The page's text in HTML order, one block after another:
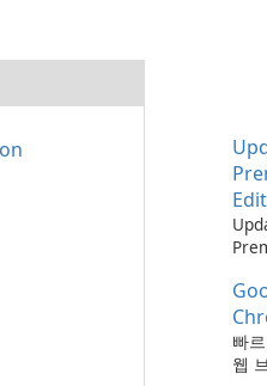
최
하
때
다!
빠
웹